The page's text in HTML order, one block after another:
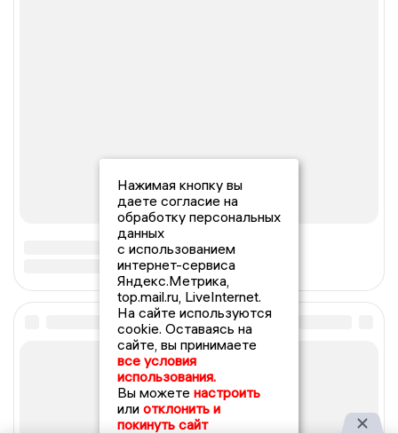
Нажимая кнопку вы
даете согласие на
обработку персональных
данных
с использованием
интернет-сервиса
Яндекс.Метрика,
top.mail.ru, LiveInternet.
На сайте используются
cookie. Оставаясь на
сайте, вы принимаете
все условия
использования.
Вы можете настроить
или отклонить и
покинуть сайт